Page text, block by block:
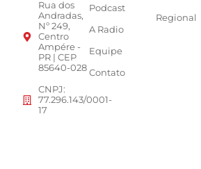
Rua dos
Andradas,
Nº 249,
Centro
Ampére -
PR | CEP
85640-028
CNPJ:
77.296.143/0001-
17
Podcast
A Radio
Equipe
Contato
Regional